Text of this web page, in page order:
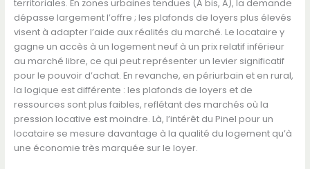
territoriales. En zones urbaines tendues (A bis, A), la demande
dépasse largement l’offre ; les plafonds de loyers plus élevés
visent à adapter l’aide aux réalités du marché. Le locataire y
gagne un accès à un logement neuf à un prix relatif inférieur
au marché libre, ce qui peut représenter un levier significatif
pour le pouvoir d’achat. En revanche, en périurbain et en rural,
la logique est différente : les plafonds de loyers et de
ressources sont plus faibles, reflétant des marchés où la
pression locative est moindre. Là, l’intérêt du Pinel pour un
locataire se mesure davantage à la qualité du logement qu’à
une économie très marquée sur le loyer.